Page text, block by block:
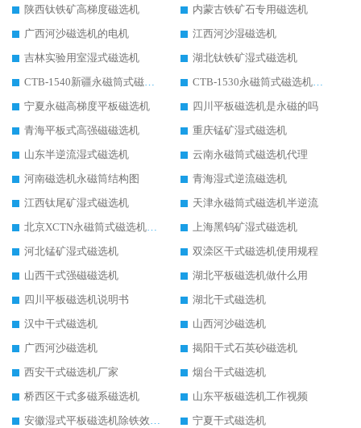
陕西钛铁矿高梯度磁选机
内蒙古铁矿石专用磁选机
广西河沙磁选机的电机
江西河沙湿磁选机
吉林实验用室湿式磁选机
湖北钛铁矿湿式磁选机
CTB-1540新疆永磁筒式磁选机
CTB-1530永磁筒式磁选机代理商
宁夏永磁高梯度平板磁选机
四川平板磁选机是永磁的吗
青海平板式高强磁磁选机
重庆锰矿湿式磁选机
山东半逆流湿式磁选机
云南永磁筒式磁选机代理
河南磁选机永磁筒结构图
青海湿式逆流磁选机
江西钛尾矿湿式磁选机
天津永磁筒式磁选机半逆流
北京XCTN永磁筒式磁选机磁块位置
上海黑钨矿湿式磁选机
河北锰矿湿式磁选机
双滦区干式磁选机使用规程
山西干式强磁磁选机
湖北平板磁选机做什么用
四川平板磁选机说明书
湖北干式磁选机
汉中干式磁选机
山西河沙磁选机
广西河沙磁选机
揭阳干式石英砂磁选机
西安干式磁选机厂家
烟台干式磁选机
桥西区干式多磁系磁选机
山东平板磁选机工作视频
安徽湿式平板磁选机除铁效果怎么样
宁夏干式磁选机